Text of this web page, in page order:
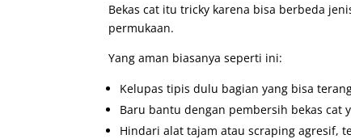
Bekas cat itu tricky karena bisa berbeda
permukaan.
Yang aman biasanya seperti ini:
Kelupas tipis dulu bagian yang bisa
Baru bantu dengan pembersih bekas cat
Hindari alat tajam atau scraping agresif,